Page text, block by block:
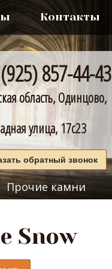
Контакты
857-44-43
область, Одинцово,
улица, 17с23
обратный звонок
Прочие камни
Snow